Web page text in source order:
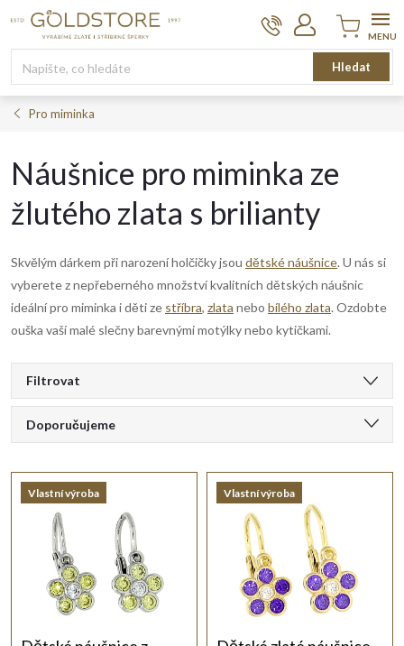
Hledat
Nákupní
košík
Pro miminka
Náušnice pro miminka ze
žlutého zlata s brilianty
Skvělým dárkem při narození holčičky jsou dětské náušnice. U nás si
vyberete z nepřeberného množství kvalitních dětských náušnic
ideální pro miminka i děti ze stříbra, zlata nebo bílého zlata. Ozdobte
ouška vaší malé slečny barevnými motýlky nebo kytičkami.
Filtrovat
Ř
a
z
Doporučujeme
Nejdražší
Nejprodávanější
Abecedně
V
ý
pVlastní výroba Vlastní výroba